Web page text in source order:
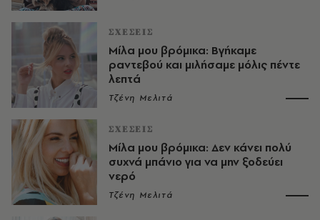
ΣΧΕΣΕΙΣ
Μίλα μου βρόμικα: Bγήκαμε
ραντεβού και μιλήσαμε μόλις πέντε
λεπτά
Τζένη Μελιτά
ΣΧΕΣΕΙΣ
Μίλα μου βρόμικα: Δεν κάνει πολύ
συχνά μπάνιο για να μην ξοδεύει
νερό
Τζένη Μελιτά